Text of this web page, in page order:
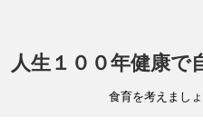
人生１００年健康で
食育を考えまし